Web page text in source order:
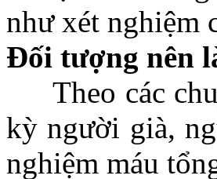
như xét nghiệm
Đối tượng nên
Theo các
kỳ người già,
nghiệm máu